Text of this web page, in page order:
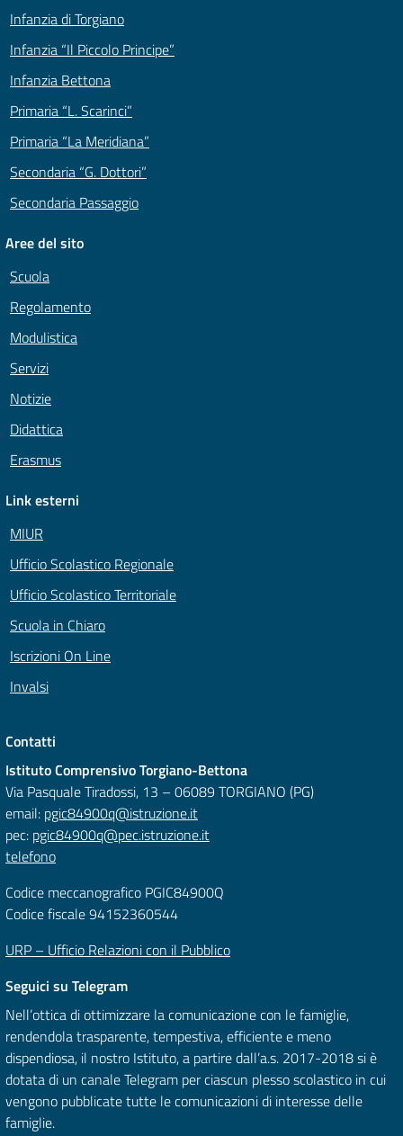
Infanzia di Torgiano
Infanzia “Il Piccolo Principe”
Infanzia Bettona
Primaria “L. Scarinci”
Primaria “La Meridiana”
Secondaria “G. Dottori”
Secondaria Passaggio
Aree del sito
Scuola
Regolamento
Modulistica
Servizi
Notizie
Didattica
Erasmus
Link esterni
MIUR
Ufficio Scolastico Regionale
Ufficio Scolastico Territoriale
Scuola in Chiaro
Iscrizioni On Line
Invalsi
Contatti
Istituto Comprensivo Torgiano-Bettona
Via Pasquale Tiradossi, 13 – 06089 TORGIANO (PG)
email: pgic84900q@istruzione.it
pec: pgic84900q@pec.istruzione.it
telefono
Codice meccanografico PGIC84900Q
Codice fiscale 94152360544
URP – Ufficio Relazioni con il Pubblico
Seguici su Telegram
Nell’ottica di ottimizzare la comunicazione con le famiglie,
rendendola trasparente, tempestiva, efficiente e meno
dispendiosa, il nostro Istituto, a partire dall’a.s. 2017-2018 si è
dotata di un canale Telegram per ciascun plesso scolastico in cui
vengono pubblicate tutte le comunicazioni di interesse delle
famiglie.